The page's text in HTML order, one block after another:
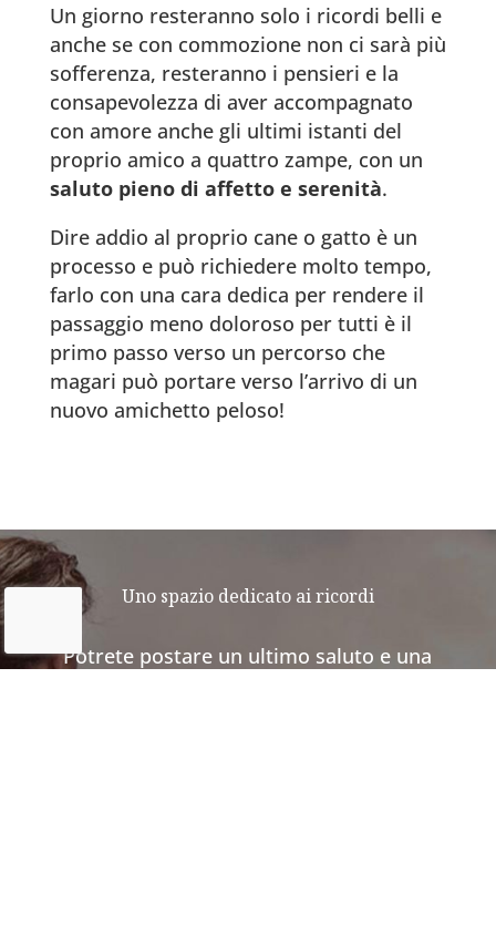
Un giorno resteranno solo i ricordi belli e
anche se con commozione non ci sarà più
sofferenza, resteranno i pensieri e la
consapevolezza di aver accompagnato
con amore anche gli ultimi istanti del
proprio amico a quattro zampe, con un
saluto pieno di affetto e serenità.
Dire addio al proprio cane o gatto è un
processo e può richiedere molto tempo,
farlo con una cara dedica per rendere il
passaggio meno doloroso per tutti è il
primo passo verso un percorso che
magari può portare verso l’arrivo di un
nuovo amichetto peloso!
Uno spazio dedicato ai ricordi
Potrete postare un ultimo saluto e una